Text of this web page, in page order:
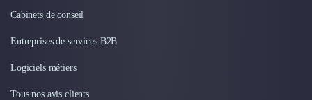
Sourcing et Imports
Développement à l'international
Autres
Réhabilitation et maintenance
Cabinets de conseil
Entreprises de services B2B
Logiciels métiers
Tous nos avis clients